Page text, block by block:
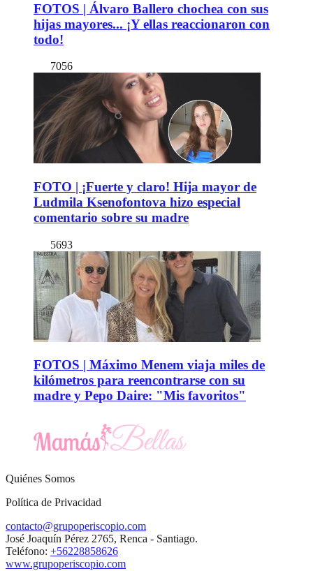
FOTOS | Álvaro Ballero chochea con sus
hijas mayores... ¡Y ellas reaccionaron con
todo!
7056
FOTO | ¡Fuerte y claro! Hija mayor de
Ludmila Ksenofontova hizo especial
comentario sobre su madre
5693
FOTOS | Máximo Menem viaja miles de
kilómetros para reencontrarse con su
madre y Pepo Daire: "Mis favoritos"
Quiénes Somos
Política de Privacidad
contacto@grupoperiscopio.com
José Joaquín Pérez 2765, Renca - Santiago.
Teléfono: +56228858626
www.grupoperiscopio.com